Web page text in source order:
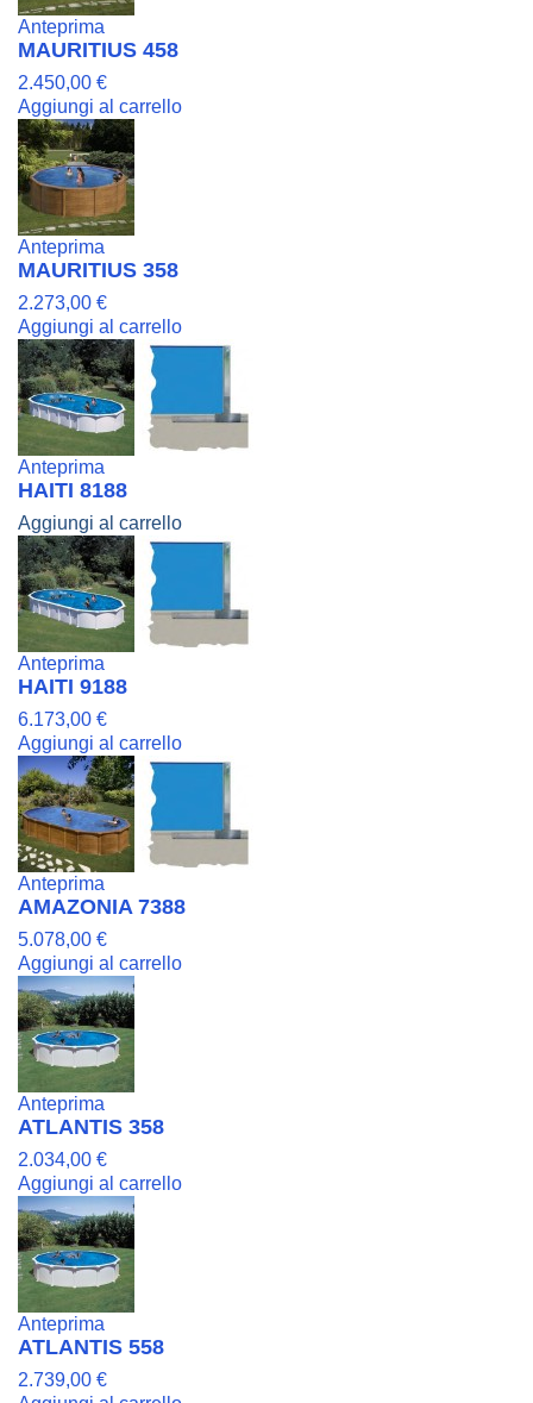
Anteprima
MAURITIUS 458
2.450,00 €
Aggiungi al carrello
Anteprima
MAURITIUS 358
2.273,00 €
Aggiungi al carrello
Anteprima
HAITI 8188
Aggiungi al carrello
Anteprima
HAITI 9188
6.173,00 €
Aggiungi al carrello
Anteprima
AMAZONIA 7388
5.078,00 €
Aggiungi al carrello
Anteprima
ATLANTIS 358
2.034,00 €
Aggiungi al carrello
Anteprima
ATLANTIS 558
2.739,00 €